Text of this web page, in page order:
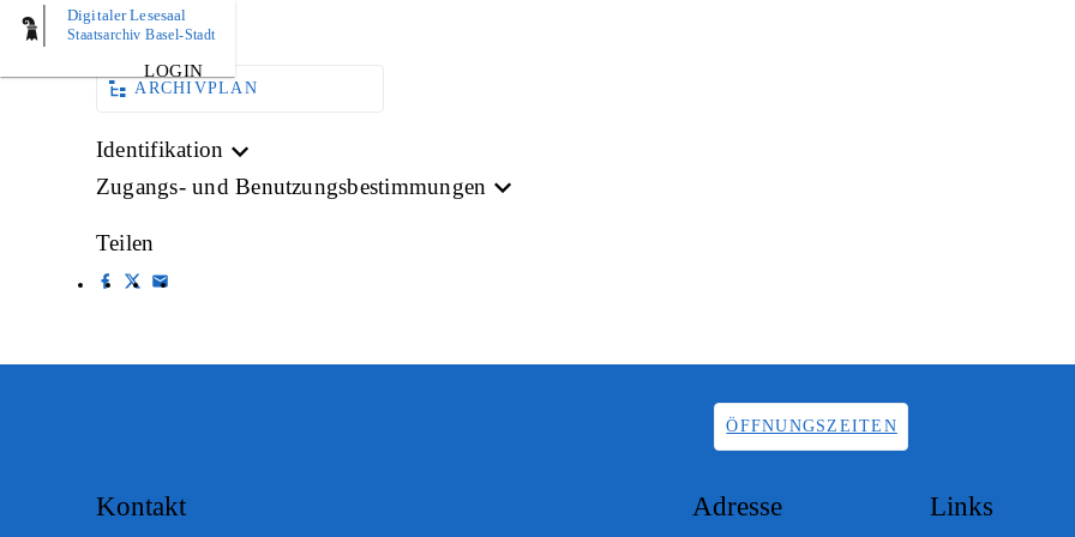
Digitaler Lesesaal
Staatsarchiv Basel-Stadt
LOGIN
AKTE
ARCHIVPLAN
Identifikation
Zugangs- und Benutzungsbestimmungen
Teilen
ÖFFNUNGSZEITEN
Kontakt Adresse Links